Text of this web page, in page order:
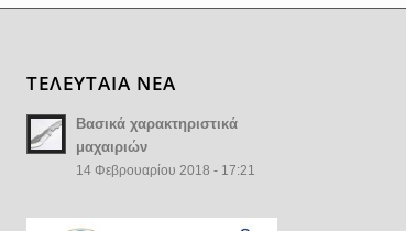
ΤΕΛΕΥΤΑΙΑ ΝΕΑ
Βασικά χαρακτηριστικά
μαχαιριών
14 Φεβρουαρίου 2018 - 17:21